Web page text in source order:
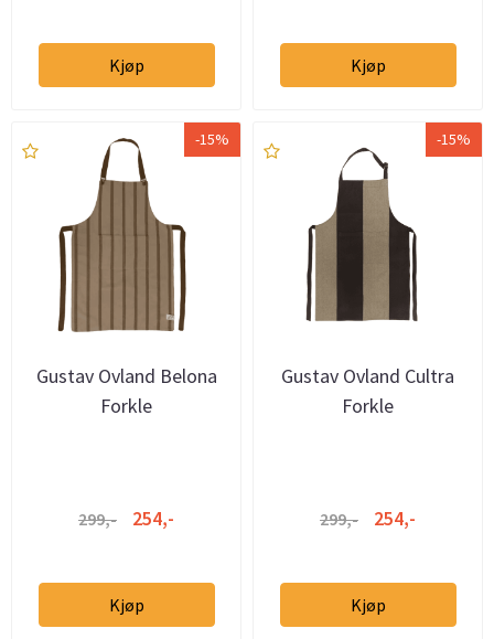
Kjøp Kjøp
-15%
Gustav Ovland Belona
Forkle
299,- 254,-
Kjøp
-15%
Gustav Ovland Cultra
Forkle
299,- 254,-
Kjøp